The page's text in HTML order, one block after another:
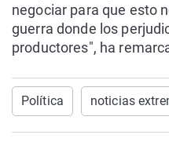
negociar para que esto
guerra donde los
productores", ha
Política noticias